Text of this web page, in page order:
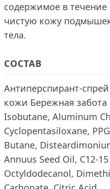
содержимое в течение
чистую кожу
тела.
СОСТАВ
Антиперспирант-
кожи Бережная забота
Isobutane, Aluminum
Cyclopentasiloxane,
Butane,
Annuus Seed Oil, C12-
Octyldodecanol,